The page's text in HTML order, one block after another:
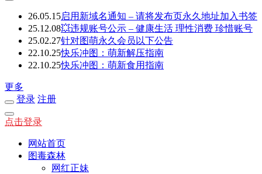
26.05.15启用新域名通知 – 请将发布页永久地址加入书签
25.12.08💥违规账号公示 – 健康生活 理性消费 珍惜账号
25.02.27针对图萌永久会员以下公告
22.10.25快乐冲图：萌新解压指南
22.10.25快乐冲图：萌新食用指南
更多
登录 注册
点击登录
网站首页
图毒森林
网红正妹